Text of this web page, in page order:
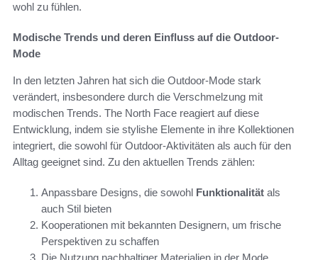
wohl zu fühlen.
Modische Trends und deren Einfluss auf die Outdoor-
Mode
In den letzten Jahren hat sich die Outdoor-Mode stark
verändert, insbesondere durch die Verschmelzung mit
modischen Trends. The North Face reagiert auf diese
Entwicklung, indem sie stylishe Elemente in ihre Kollektionen
integriert, die sowohl für Outdoor-Aktivitäten als auch für den
Alltag geeignet sind. Zu den aktuellen Trends zählen:
Anpassbare Designs, die sowohl Funktionalität als
auch Stil bieten
Kooperationen mit bekannten Designern, um frische
Perspektiven zu schaffen